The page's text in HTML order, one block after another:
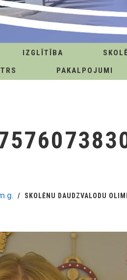
IZGLĪTĪBA
PAKALPOJUMI
SKOLĒNU DAUDZVALODU